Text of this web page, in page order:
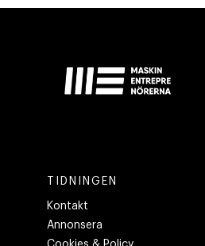
TIDNINGEN
Kontakt
Annonsera